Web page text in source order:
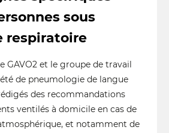
sous
respiratoire
GAVO2 et le groupe de travail
de pneumologie de langue
des recommandations
ventilés à domicile en cas de
et notamment de